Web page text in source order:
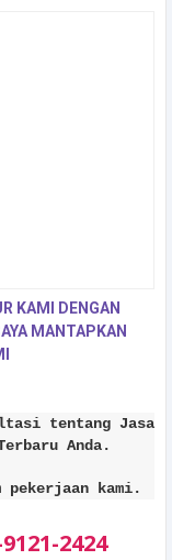
KAMI DENGAN
MANTAPKAN
tentang Jasa
Anda.
pekerjaan kami.
2424